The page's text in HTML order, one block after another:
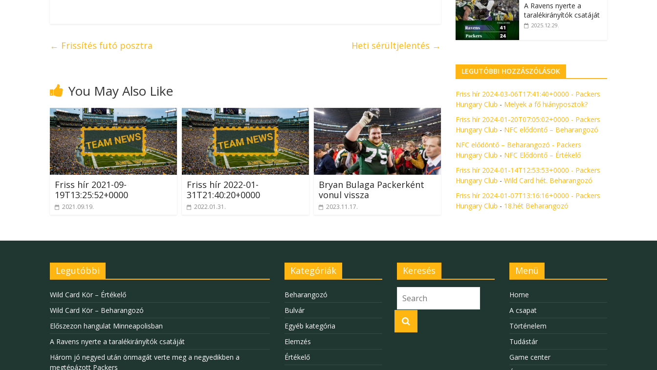
← Frissítés futó posztra Heti sérültjelentés →
You May Also Like
Friss hír 2021-09-
19T13:25:52+0000
2021.09.19.
Friss hír 2022-01-
31T21:40:20+0000
2022.01.31.
Bryan Bulaga Packerként
vonul vissza
2023.11.17.
A Ravens nyerte a
taralékirányítók csatáját
2025.12.29.
LEGUTÓBBI HOZZÁSZÓLÁSOK
Friss hír 2024-03-06T17:41:40+0000 - Packers
Hungary Club - Melyek a fő hiányposztok?
Friss hír 2024-01-20T07:05:02+0000 - Packers
Hungary Club - NFC elődöntő – Beharangozó
NFC elődöntő – Beharangozó - Packers
Hungary Club - NFC Elődöntő – Értékelő
Friss hír 2024-01-14T12:53:53+0000 - Packers
Hungary Club - Wild Card hét. Beharangozó
Friss hír 2024-01-07T13:16:16+0000 - Packers
Hungary Club - 18.hét Beharangozó
Legutóbbi
Wild Card Kör – Értékelő
Wild Card Kör – Beharangozó
Előszezon hangulat Minneapolisban
A Ravens nyerte a taralékirányítók csatáját
Három jó negyed után önmagát verte meg a negyedikben a
megtépázott Packers
Kategóriák
Beharangozó
Bulvár
Egyéb kategória
Elemzés
Értékelő
Keresés Menü
Home
A csapat
Történelem
Tudástár
Game center